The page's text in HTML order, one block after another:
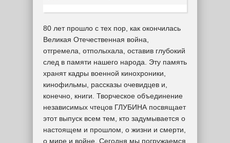
80 лет прошло с тех пор, как окончилась
Великая Отечественная война,
отгремела, отполыхала, оставив глубокий
след в памяти нашего народа. Эту память
хранят кадры военной кинохроники,
кинофильмы, рассказы очевидцев и,
конечно, книги. Творческое объединение
независимых чтецов ГЛУБИНА посвящает
этот выпуск всем тем, кто задумывается о
настоящем и прошлом, о жизни и смерти,
о мире и войне. Сегодня мы погружаемся